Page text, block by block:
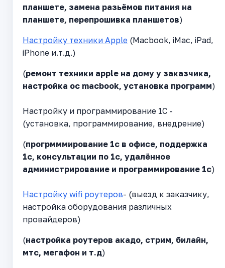
планшете, замена разьёмов питания на
планшете, перепрошивка планшетов)
Настройку техники Apple (Macbook, iMac, iPad,
iPhone и.т.д.)
(ремонт техники apple на дому у заказчика,
настройка ос macbook, установка программ)
Настройку и программирование 1С -
(установка, программирование, внедрение)
(прогрмммирование 1с в офисе, поддержка
1с, консультации по 1с, удалённое
администрирование и программирование 1с)
Настройку wifi роутеров- (выезд к заказчику,
настройка оборудования различных
провайдеров)
(настройка роутеров акадо, стрим, билайн,
мтс, мегафон и т.д)